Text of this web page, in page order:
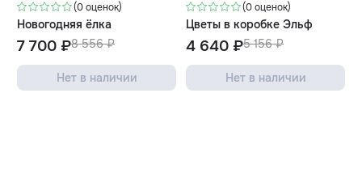
(0 оценок)
Новогодняя ёлка
8 556 ₽
7 700 ₽
Нет в наличии
(0 оценок)
Цветы в коробке Эльф
5 156 ₽
4 640 ₽
Нет в наличии